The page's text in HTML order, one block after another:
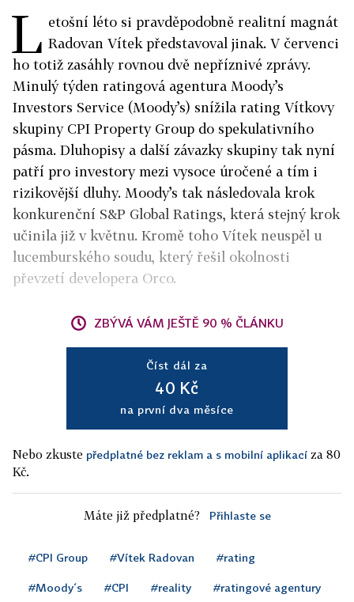
L etošní léto si pravděpodobně realitní magnát
Radovan Vítek představoval jinak. V červenci
ho totiž zasáhly rovnou dvě nepříznivé zprávy.
Minulý týden ratingová agentura Moody’s
Investors Service (Moody’s) snížila rating Vítkovy
skupiny CPI Property Group do spekulativního
pásma. Dluhopisy a další závazky skupiny tak nyní
patří pro investory mezi vysoce úročené a tím i
rizikovější dluhy. Moody’s tak následovala krok
konkurenční S&P Global Ratings, která stejný krok
učinila již v květnu. Kromě toho Vítek neuspěl u
lucemburského soudu, který řešil okolnosti
převzetí developera Orco.
ZBÝVÁ VÁM JEŠTĚ 90 % ČLÁNKU
Číst dál za
40 Kč
na první dva měsíce
Nebo zkuste předplatné bez reklam a s mobilní aplikací za 80
Kč.
Máte již předplatné? Přihlaste se
#CPI Group #Vítek Radovan #rating
#Moody´s #CPI #reality #ratingové agentury